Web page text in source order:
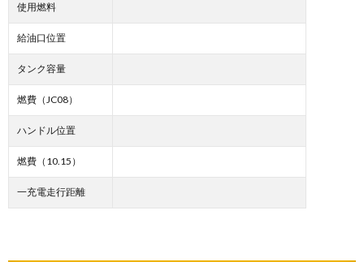
使用燃料
給油口位置
タンク容量
燃費（JC08）
ハンドル位置
燃費（10.15）
一充電走行距離